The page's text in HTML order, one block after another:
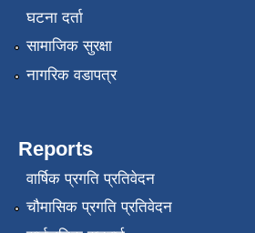
घटना दर्ता
सामाजिक सुरक्षा
नागरिक वडापत्र
Reports
वार्षिक प्रगति प्रतिवेदन
चौमासिक प्रगति प्रतिवेदन